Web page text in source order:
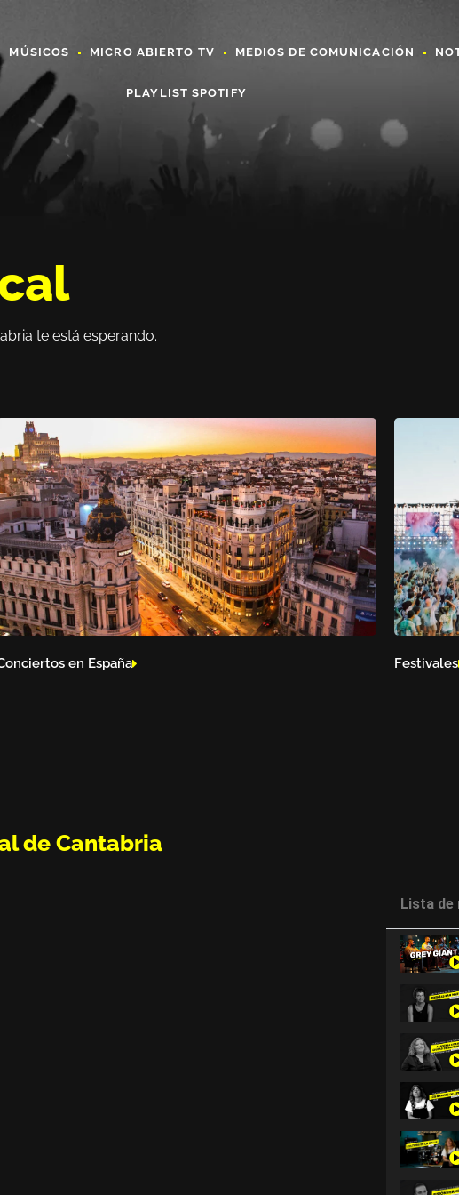
MÚSICOS MICRO ABIERTO TV MEDIOS DE COMUNICACIÓN
PLAYLIST SPOTIFY
te está esperando.
en España Festivales
de Cantabria
Lista